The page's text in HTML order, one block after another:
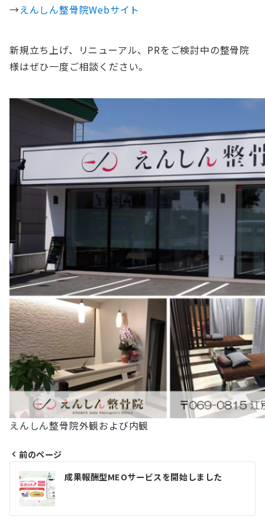
→えんしん整骨院Webサイト
新規立ち上げ、リニューアル、PRをご検討中の整骨院
様はぜひ一度ご相談ください。
えんしん整骨院外観および内観
投
稿
ナ
前のページ
成果報酬型MEOサービスを開始しました